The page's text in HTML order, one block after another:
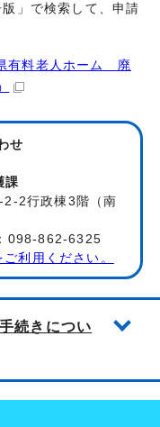
」で検索して、申請
有料老人ホーム 廃
せ
課
2行政棟3階（南
098-862-6325
利用ください。
続きについ